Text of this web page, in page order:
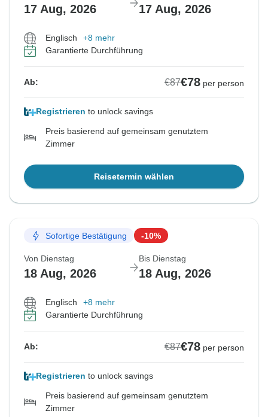
17 Aug, 2026 17 Aug, 2026
Englisch
+8 mehr
Garantierte Durchführung
Ab: €87€78 per person
Registrieren to unlock savings
Preis basierend auf gemeinsam genutztem
Zimmer
Reisetermin wählen
Sofortige Bestätigung -10%
Von Dienstag
18 Aug, 2026
Bis Dienstag
18 Aug, 2026
Englisch
+8 mehr
Garantierte Durchführung
Ab: €87€78 per person
Registrieren to unlock savings
Preis basierend auf gemeinsam genutztem
Zimmer